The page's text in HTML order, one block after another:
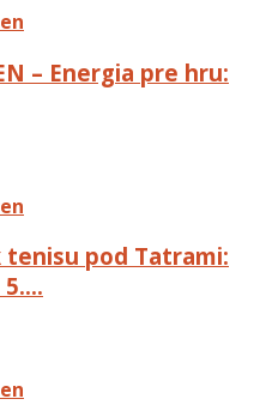
– Energia pre hru:
tenisu pod Tatrami:
5….